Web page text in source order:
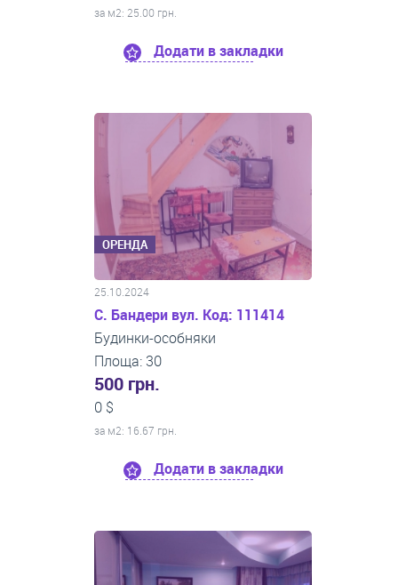
за м2: 25.00 грн.
Додати в закладки
ОРЕНДА
25.10.2024
С. Бандери вул. Код: 111414
Будинки-особняки
Площа: 30
500 грн.
0 $
за м2: 16.67 грн.
Додати в закладки